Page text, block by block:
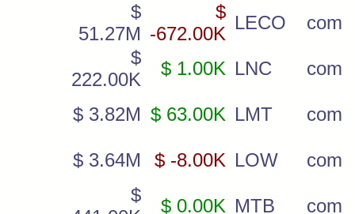
$
51.27M
$
-672.00K
LECO
com
$
222.00K
$ 1.00K LNC com
$ 3.82M $ 63.00K LMT com
$ 3.64M $ -8.00K LOW
com
$
$ 0.00K MTB com